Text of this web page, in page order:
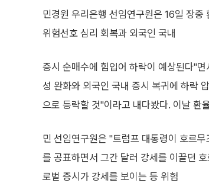
민경원 우리은행 선임연구원은 16일 장
위험선호 심리 회복과 외국인 국내
증시 순매수에 힘입어 하락이 예상된다"
성 완화와 외국인 국내 증시 복귀에 하락
으로 등락할 것"이라고 내다봤다. 이날 환
민 선임연구원은 "트럼프 대통령이 호르
를 공표하면서 그간 달러 강세를 이끌던
로벌 증시가 강세를 보이는 등 위험